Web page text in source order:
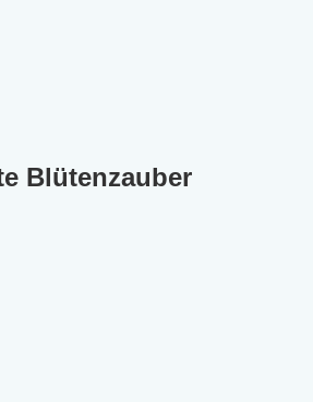
Blütenzauber